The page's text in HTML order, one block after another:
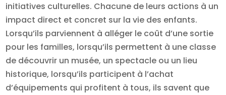
initiatives culturelles. Chacune de leurs actions à un
impact direct et concret sur la vie des enfants.
Lorsqu’ils parviennent à alléger le coût d’une sortie
pour les familles, lorsqu’ils permettent à une classe
de découvrir un musée, un spectacle ou un lieu
historique, lorsqu’ils participent à l’achat
d’équipements qui profitent à tous, ils savent que